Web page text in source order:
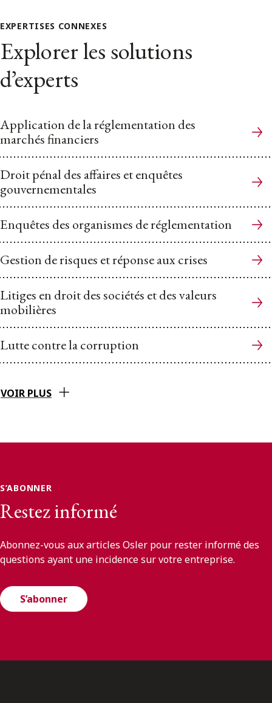
EXPERTISES CONNEXES
Explorer les solutions
d’experts
Application de la réglementation des
marchés financiers
Droit pénal des affaires et enquêtes
gouvernementales
Enquêtes des organismes de réglementation
Gestion de risques et réponse aux crises
Litiges en droit des sociétés et des valeurs
mobilières
Lutte contre la corruption
VOIR PLUS
S’ABONNER
Restez informé
Abonnez-vous aux articles Osler pour rester informé des
questions ayant une incidence sur votre entreprise.
S’abonner